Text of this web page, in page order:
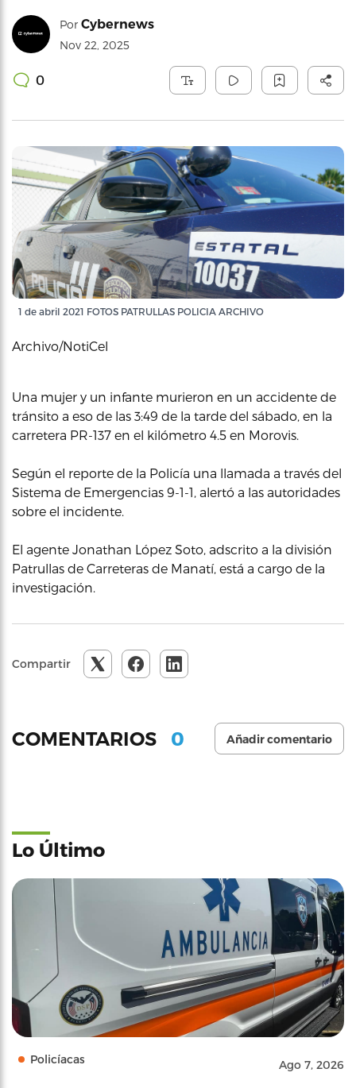
Por Cybernews
Nov 22, 2025
0
1 de abril 2021 FOTOS PATRULLAS POLICIA ARCHIVO
Archivo/NotiCel
Una mujer y un infante murieron en un accidente de
tránsito a eso de las 3:49 de la tarde del sábado, en la
carretera PR-137 en el kilómetro 4.5 en Morovis.
Según el reporte de la Policía una llamada a través del
Sistema de Emergencias 9-1-1, alertó a las autoridades
sobre el incidente.
El agente Jonathan López Soto, adscrito a la división
Patrullas de Carreteras de Manatí, está a cargo de la
investigación.
Compartir
COMENTARIOS 0 Añadir comentario
Lo Último
Policíacas Ago 7, 2026